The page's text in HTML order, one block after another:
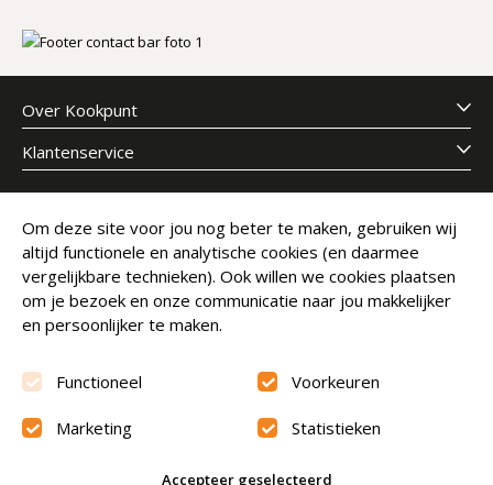
Over Kookpunt
Klantenservice
Meld je aan voor onze nieuwsbrief
E-mailadres
Abonneer
Beoordeling9.6
Om deze site voor jou nog beter te maken, gebruiken wij
altijd functionele en analytische cookies (en daarmee
vergelijkbare technieken). Ook willen we cookies plaatsen
om je bezoek en onze communicatie naar jou makkelijker
en persoonlijker te maken.
Functioneel Voorkeuren
Marketing Statistieken
Accepteer geselecteerd